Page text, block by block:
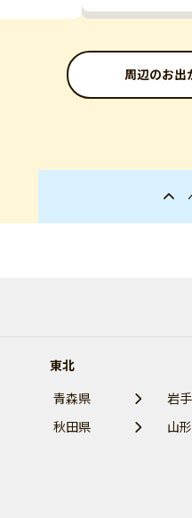
周辺のお出
東北
青森県
岩
秋田県
山